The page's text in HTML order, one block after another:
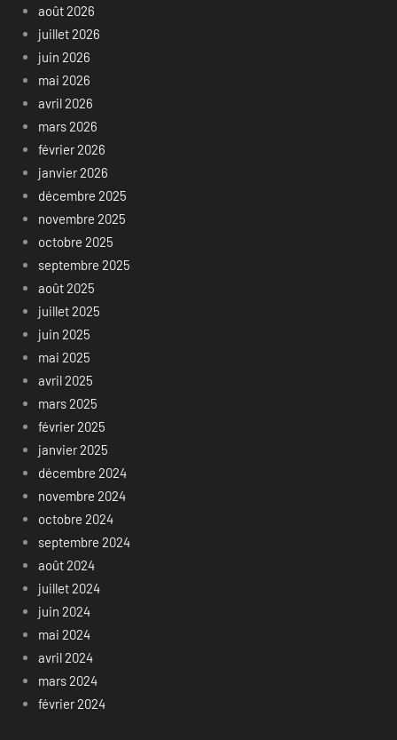
août 2026
juillet 2026
juin 2026
mai 2026
avril 2026
mars 2026
février 2026
janvier 2026
décembre 2025
novembre 2025
octobre 2025
septembre 2025
août 2025
juillet 2025
juin 2025
mai 2025
avril 2025
mars 2025
février 2025
janvier 2025
décembre 2024
novembre 2024
octobre 2024
septembre 2024
août 2024
juillet 2024
juin 2024
mai 2024
avril 2024
mars 2024
février 2024